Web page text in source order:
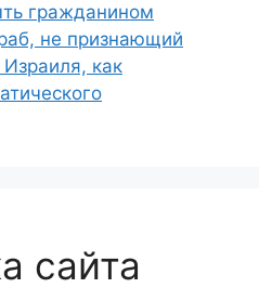
гражданином
не признающий
как
сайта